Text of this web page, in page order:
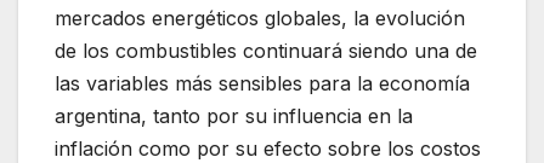
mercados energéticos globales, la evolución
de los combustibles continuará siendo una de
las variables más sensibles para la economía
argentina, tanto por su influencia en la
inflación como por su efecto sobre los costos